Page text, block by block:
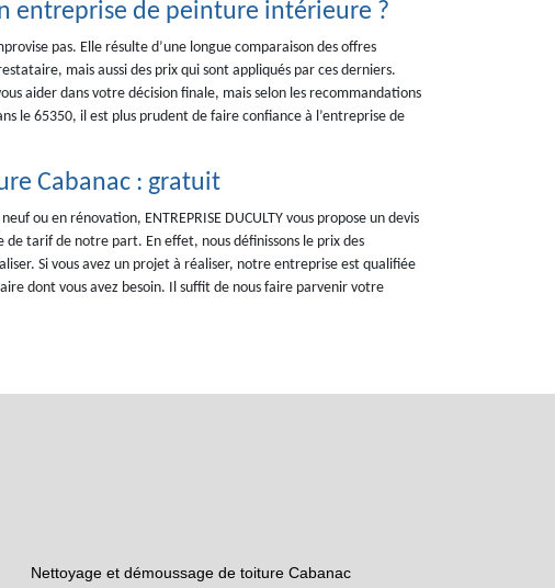
entreprise de peinture intérieure ?
pas. Elle résulte d’une longue comparaison des offres
mais aussi des prix qui sont appliqués par ces derniers.
aider dans votre décision finale, mais selon les recommandations
le 65350, il est plus prudent de faire confiance à l’entreprise de
Cabanac : gratuit
ou en rénovation, ENTREPRISE DUCULTY vous propose un devis
tarif de notre part. En effet, nous définissons le prix des
Si vous avez un projet à réaliser, notre entreprise est qualifiée
dont vous avez besoin. Il suffit de nous faire parvenir votre
Nettoyage et démoussage de toiture Cabanac